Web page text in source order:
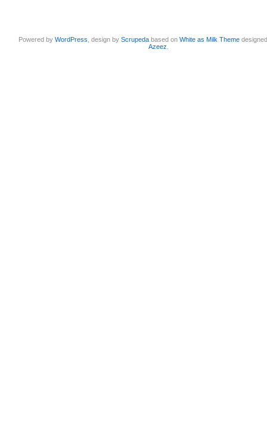
Powered byWordPress , design byScrupeda based onWhite as Milk Theme
Azeez